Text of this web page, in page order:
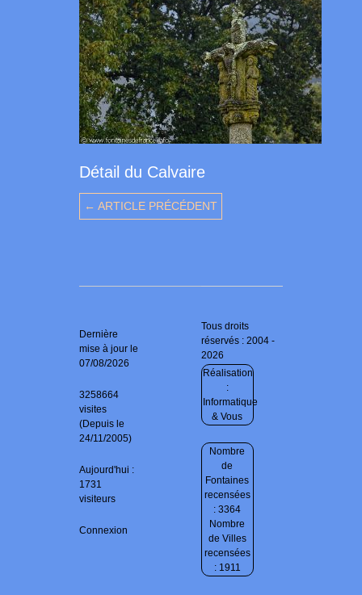
Détail du Calvaire
← ARTICLE PRÉCÉDENT
Dernière
mise à jour le
07/08/2026
3258664
visites
(Depuis le
24/11/2005)
Aujourd'hui :
1731
visiteurs
Connexion
Tous droits
réservés : 2004 -
2026
Réalisation
:
Informatique
& Vous
Nombre
de
Fontaines
recensées
: 3364
Nombre
de Villes
recensées
: 1911